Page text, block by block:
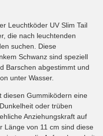
Leuchtköder UV Slim Tail
die nach leuchtenden
suchen. Diese
Schwanz sind speziell
Barschen abgestimmt und
unter Wasser.
diesen Gummiködern eine
oder trüben
Anziehungskraft auf
Länge von 11 cm sind diese